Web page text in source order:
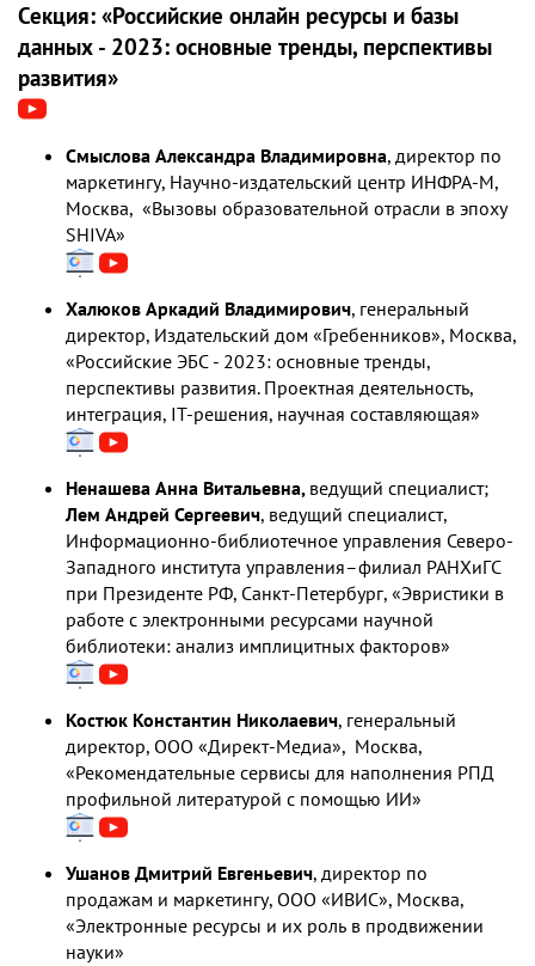
Секция: «Российские онлайн ресурсы и базы
данных - 2023: основные тренды, перспективы
развития»
Смыслова Александра Владимировна, директор по
маркетингу, Научно-издательский центр ИНФРА-М,
Москва, «Вызовы образовательной отрасли в эпоху
SHIVA»
Халюков Аркадий Владимирович, генеральный
директор, Издательский дом «Гребенников», Москва,
«Российские ЭБС - 2023: основные тренды,
перспективы развития. Проектная деятельность,
интеграция, IT-решения, научная составляющая»
Ненашева Анна Витальевна, ведущий специалист;
Лем Андрей Сергеевич, ведущий специалист,
Информационно-библиотечное управления Северо-
Западного института управления–филиал РАНХиГС
при Президенте РФ, Санкт-Петербург, «Эвристики в
работе с электронными ресурсами научной
библиотеки: анализ имплицитных факторов»
Костюк Константин Николаевич, генеральный
директор, ООО «Директ-Медиа», Москва,
«Рекомендательные сервисы для наполнения РПД
профильной литературой с помощью ИИ»
Ушанов Дмитрий Евгеньевич, директор по
продажам и маркетингу, ООО «ИВИС», Москва,
«Электронные ресурсы и их роль в продвижении
науки»